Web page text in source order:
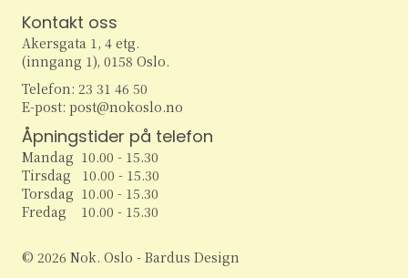
Kontakt oss
Akersgata 1, 4 etg.
(inngang 1), 0158 Oslo.
Telefon: 23 31 46 50
E-post: post@nokoslo.no
Åpningstider på telefon
Mandag 10.00 - 15.30
Tirsdag 10.00 - 15.30
Torsdag 10.00 - 15.30
Fredag 10.00 - 15.30
© 2026 Nok. Oslo - Bardus Design